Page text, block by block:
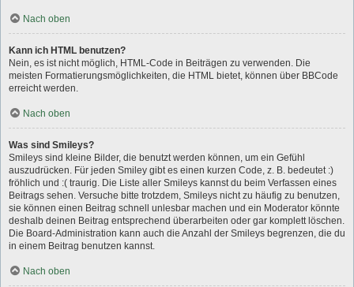
Nach oben
Kann ich HTML benutzen?
Nein, es ist nicht möglich, HTML-Code in Beiträgen zu verwenden. Die
meisten Formatierungsmöglichkeiten, die HTML bietet, können über BBCode
erreicht werden.
Nach oben
Was sind Smileys?
Smileys sind kleine Bilder, die benutzt werden können, um ein Gefühl
auszudrücken. Für jeden Smiley gibt es einen kurzen Code, z. B. bedeutet :)
fröhlich und :( traurig. Die Liste aller Smileys kannst du beim Verfassen eines
Beitrags sehen. Versuche bitte trotzdem, Smileys nicht zu häufig zu benutzen,
sie können einen Beitrag schnell unlesbar machen und ein Moderator könnte
deshalb deinen Beitrag entsprechend überarbeiten oder gar komplett löschen.
Die Board-Administration kann auch die Anzahl der Smileys begrenzen, die du
in einem Beitrag benutzen kannst.
Nach oben